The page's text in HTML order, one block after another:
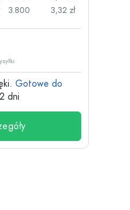
3.800
3,32 zł
Gotowe do
dni